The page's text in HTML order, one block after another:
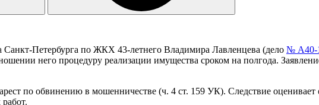
Санкт-Петербурга по ЖКХ 43-летнего Владимира Лавленцева (дело № А40-
него процедуру реализации имущества сроком на полгода.
по обвинению в мошенничестве (ч. 4 ст. 159 УК). Следствие